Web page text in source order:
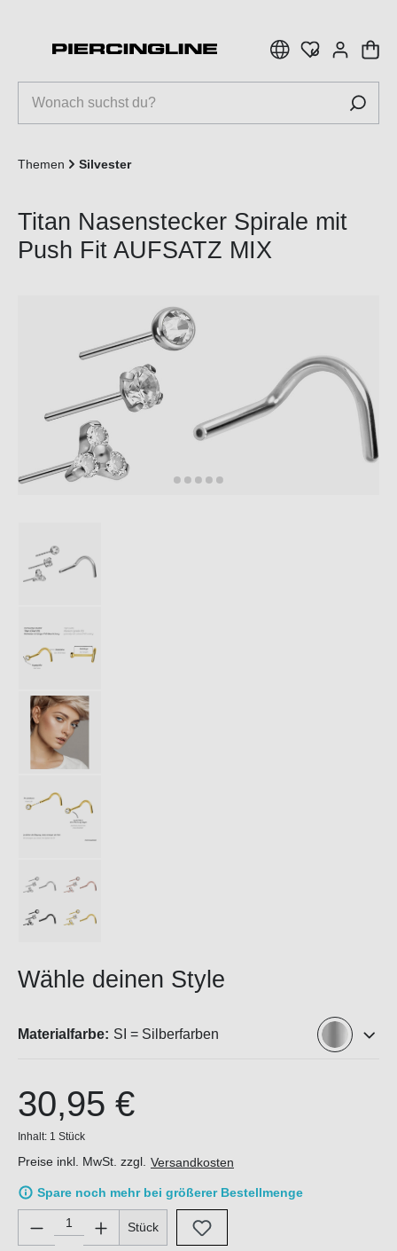
Themen Silvester
Titan Nasenstecker Spirale mit
Push Fit AUFSATZ MIX
Wähle deinen Style
Materialfarbe: SI = Silberfarben
30,95 €
Inhalt: 1 Stück
Preise inkl. MwSt. zzgl. Versandkosten
Spare noch mehr bei größerer Bestellmenge
Produkt Anzahl: Gib den gewünschten Wert ein oder
Stück